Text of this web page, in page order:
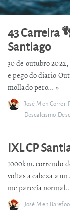
43 Carreira
Santiago
30 de outubro
e pego do diario
mollado pero... »
José MenCorrer,
Descalcismo,
IXL CP
1000km. correndo
voltas a cabeza a
me parecía
José Men